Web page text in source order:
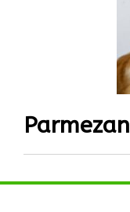
Parmezan